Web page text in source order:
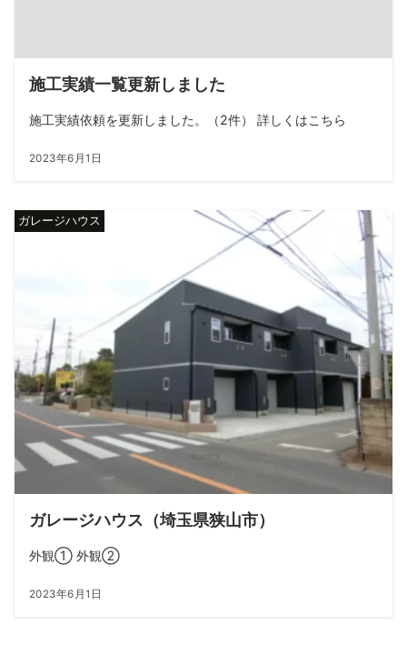
施工実績一覧更新しました
施工実績依頼を更新しました。（2件） 詳しくはこちら
2023年6月1日
ガレージハウス
ガレージハウス（埼玉県狭山市）
外観① 外観②
2023年6月1日